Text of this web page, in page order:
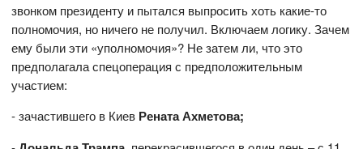
звонком президенту и пытался выпросить хоть какие-то
полномочия, но ничего не получил. Включаем логику. Зачем
ему были эти «уполномочия»? Не затем ли, что это
предполагала спецоперация с предположительным
участием:
- зачастившего в Киев Рената Ахметова;